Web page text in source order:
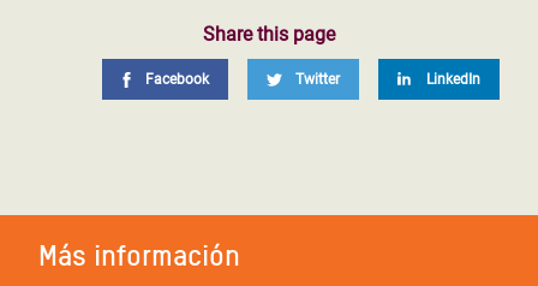
Share this page
Facebook Twitter LinkedIn
Más información